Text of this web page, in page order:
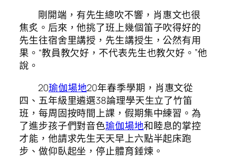
剛開端，有先生總吹不響，肖惠文也很
焦炙。后來，他挑了班上幾個笛子吹得好的
先生往宿舍里講授，先生講授生，公然有用
果。“教員教欠好，不代表先生也教欠好。”他
說。
20瑜伽場地20年春季學期，肖惠文從
四、五年級里遴選38論理學天生立了竹笛
班，每周固按時間上課，假期集中練習。為
了進步孩子們對音色瑜伽場地和睦息的掌控
才能，他請求先生天天早上六點半起床跑
步、做仰臥起坐，停止體育錘煉。